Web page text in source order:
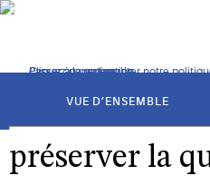
Cliquez pour consulter notre
Passer à la navigation
Passer au contenu
Passer à la recherche
alimentaires.
VUE D’ENSEMBLE
Surveillance
préserver la